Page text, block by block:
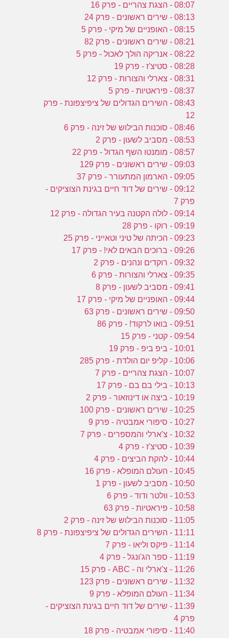
08:07 - הצגת צהריים - פרק 16
08:13 - שירים ראשונים - פרק 24
08:15 - האופניים של מיקי - פרק 5
08:21 - שירים ראשונים - פרק 82
08:22 - אנריקה הולך לאכול - פרק 5
08:28 - סטיצ'ז - פרק 19
08:31 - צארלי והצורות - פרק 12
08:37 - פיראטיות - פרק 5
08:43 - השירים הגדולים של ציפיצפונת - פרק
12
08:46 - סוכנות הבילוש של זינה - פרק 6
08:53 - מסביב לשעון - פרק 2
08:57 - מומנטו השף הגדול - פרק 22
09:03 - שירים ראשונים - פרק 129
09:05 - הארמון המתעורר - פרק 37
09:12 - שירים של דוד חיים בגינת הצוציקים -
פרק 7
09:14 - לולה הקטנה בעיר הגדולה - פרק 12
09:19 - רוקו - פרק 28
09:23 - הכיתה של טיני וטאייני - פרק 25
09:26 - ברוכים הבאים לאי! - פרק 17
09:32 - רוקדים ונהנים - פרק 2
09:35 - צארלי והצורות - פרק 6
09:41 - מסביב לשעון - פרק 8
09:44 - האופניים של מיקי - פרק 17
09:50 - שירים ראשונים - פרק 63
09:51 - בואו לרקוד! - פרק 86
09:54 - קטני - פרק 15
10:01 - ביפ ביפ - פרק 19
10:06 - קליפ יום הולדת - פרק 285
10:07 - הצגת צהריים - פרק 7
10:13 - בילי בם בם - פרק 17
10:19 - ביצה או דינוזאור - פרק 2
10:25 - שירים ראשונים - פרק 100
10:27 - סיפורי אמבטיה - פרק 9
10:32 - צ'ארלי והמספרים - פרק 7
10:39 - סטיצ'ז - פרק 4
10:44 - להקת הביצים - פרק 4
10:45 - העולם המופלא - פרק 16
10:50 - מסביב לשעון - פרק 1
10:53 - וולטר ודוד - פרק 6
10:58 - פיראטיות - פרק 63
11:05 - סוכנות הבילוש של זינה - פרק 2
11:11 - השירים הגדולים של ציפיצפונת - פרק 8
11:14 - פיקס וליאו - פרק 7
11:19 - ספר הג'ונגל - פרק 4
11:26 - צ'ארלי וה - ABC - פרק 15
11:32 - שירים ראשונים - פרק 123
11:34 - העולם המופלא - פרק 9
11:39 - שירים של דוד חיים בגינת הצוציקים -
פרק 4
11:40 - סיפורי אמבטיה - פרק 18